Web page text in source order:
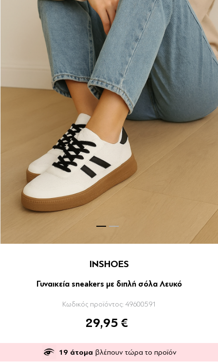
INSHOES
Γυναικεία sneakers με διπλή σόλα Λευκό
Κωδικός προϊόντος: 49600591
29,95 €
19 άτομα βλέπουν τώρα το προϊόν